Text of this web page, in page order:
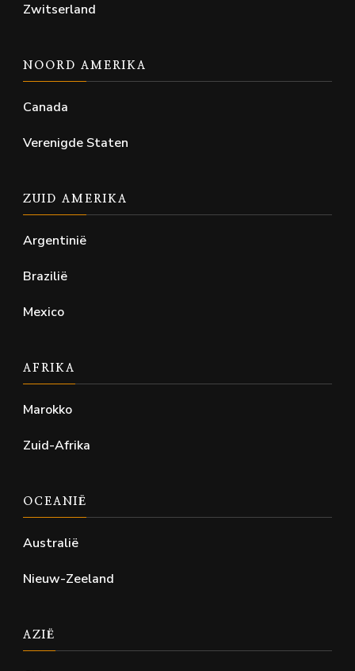
Zwitserland
NOORD AMERIKA
Canada
Verenigde Staten
ZUID AMERIKA
Argentinië
Brazilië
Mexico
AFRIKA
Marokko
Zuid-Afrika
OCEANIË
Australië
Nieuw-Zeeland
AZIË